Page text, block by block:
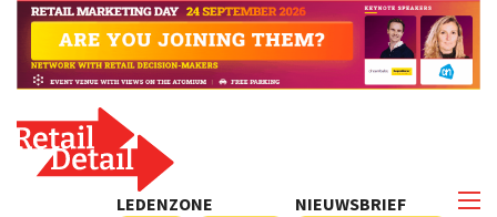
NIEUWSBRIEF
LEDENZONE